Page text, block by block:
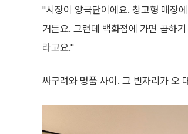
"시장이 양극단이에요. 창고형 매장
거든요. 그런데 백화점에 가면 곱하
라고요."
싸구려와 명품 사이. 그 빈자리가 오